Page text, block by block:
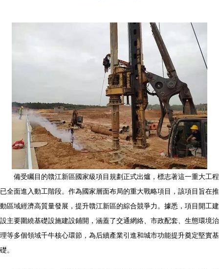
備受矚目的贛江新區國家級項目規劃正式出爐，標志著這一重大工程
已全面進入動工階段。作為國家層面布局的重大戰略項目，該項目旨在推
動區域經濟高質量發展，提升贛江新區的綜合競爭力。據悉，項目開工建
設主要圍繞基礎設施建設鋪開，涵蓋了交通網絡、市政配套、生態環境治
理等多個領域千牛核心環節，為后續產業引進和城市功能提升奠定堅實基
礎。